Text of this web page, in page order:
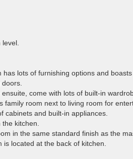
lots of furnishing options and
come with lots of built-in
family room next to living room for
cabinets and built-in appliances.
kitchen.
in the same standard finish as the
located at the back of kitchen.